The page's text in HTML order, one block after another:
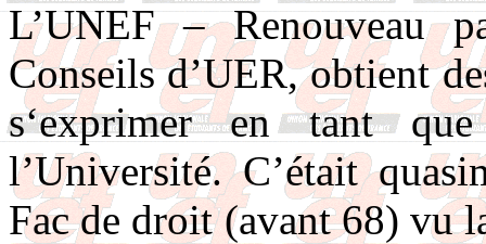
L’UNEF – Renouveau
Conseils d’UER, obtient
s‘exprimer en tant
l’Université. C’était
Fac de droit (avant 68) vu